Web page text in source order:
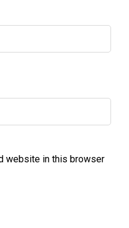
website in this browser